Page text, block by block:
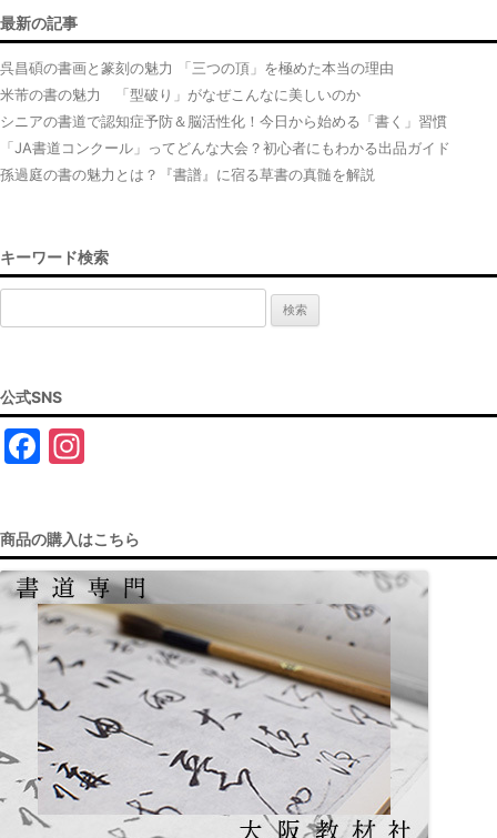
最新の記事
呉昌碩の書画と篆刻の魅力 「三つの頂」を極めた本当の理由
米芾の書の魅力 「型破り」がなぜこんなに美しいのか
シニアの書道で認知症予防＆脳活性化！今日から始める「書く」習慣
「JA書道コンクール」ってどんな大会？初心者にもわかる出品ガイド
孫過庭の書の魅力とは？『書譜』に宿る草書の真髄を解説
キーワード検索
索:
公式SNS
F
e
b
o
o
k
gr
a
m
商品の購入はこちら